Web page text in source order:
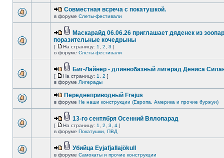
Совместная всреча с покатушкой.
в форуме Слеты-фестивали
Маскарайд 06.06.26 приглашает дяденек из
поразительные кочедрыны
[ На страницу: 1 2 3 ]
в форуме Слеты-фестивали
Биг-Лайнер - длиннобазный лигерад Дениса
[ На страницу: 1 2 ]
в форуме Лигерады
Переднеприводный Frejus
в форуме Не наши конструкции (Европа, Америка и прочие буржуи)
13-го сентября Осенний Вялопарад
[ На страницу: 1 2 3 4 ]
в форуме Покатушки, ПВД
Убийца Eyjafjallajökull
в форуме Самокаты и прочие конструкции